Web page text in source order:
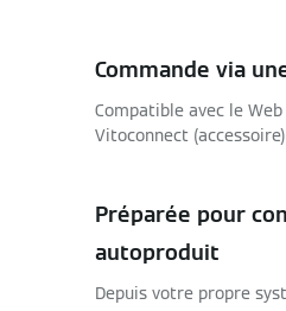
Commande via
Compatible avec le
Vitoconnect
Préparée pour
autoproduit
Depuis votre propre